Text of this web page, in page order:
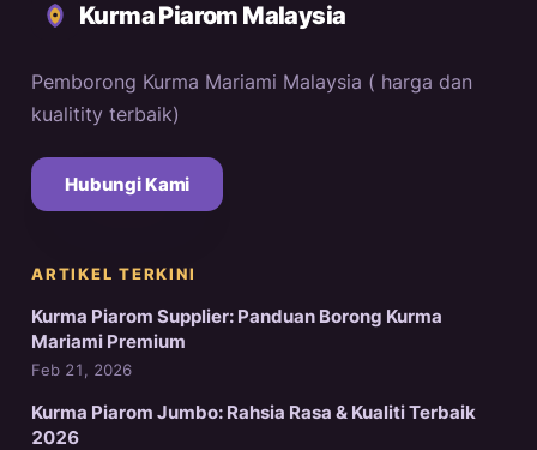
Kurma Piarom Malaysia
Pemborong Kurma Mariami Malaysia ( harga dan
kualitity terbaik)
Hubungi Kami
ARTIKEL TERKINI
Kurma Piarom Supplier: Panduan Borong Kurma
Mariami Premium
Feb 21, 2026
Kurma Piarom Jumbo: Rahsia Rasa & Kualiti Terbaik
2026